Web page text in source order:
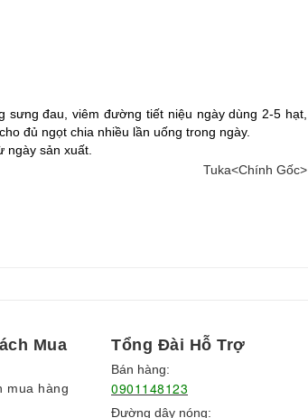
đau, viêm đường tiết niệu ngày dùng 2-5 hạt,
đủ ngọt chia nhiều lần uống trong ngày.
ngày sản xuất.
Tuka<Chính Gốc>
Mua
mua hàng
Tổng Đài Hỗ Trợ
Bán hàng:
0901148123
Đường dây nóng: